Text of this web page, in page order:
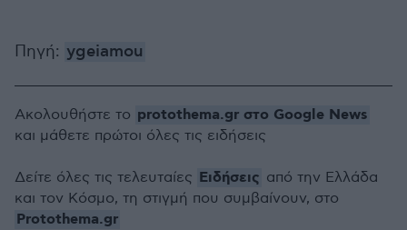
Πηγή: ygeiamou
Ακολουθήστε το protothema.gr στο Google News
και μάθετε πρώτοι όλες τις ειδήσεις
Δείτε όλες τις τελευταίες Ειδήσεις από την Ελλάδα
και τον Κόσμο, τη στιγμή που συμβαίνουν, στο
Protothema.gr